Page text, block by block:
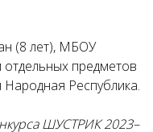
(8 лет), МБОУ
предметов
Республика.
ШУСТРИК 2023–